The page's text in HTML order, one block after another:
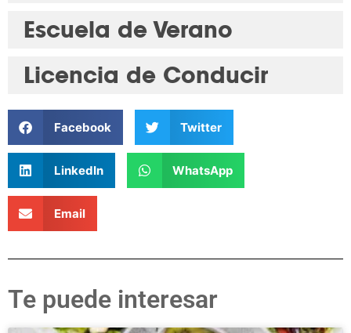
Escuela de Verano
Licencia de Conducir
Facebook Twitter
LinkedIn WhatsApp
Email
Te puede interesar